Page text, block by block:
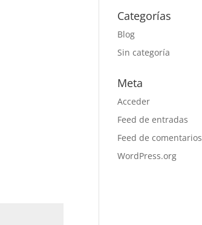
Categorías
Blog
Sin categoría
Meta
Acceder
Feed de entradas
Feed de comentarios
WordPress.org